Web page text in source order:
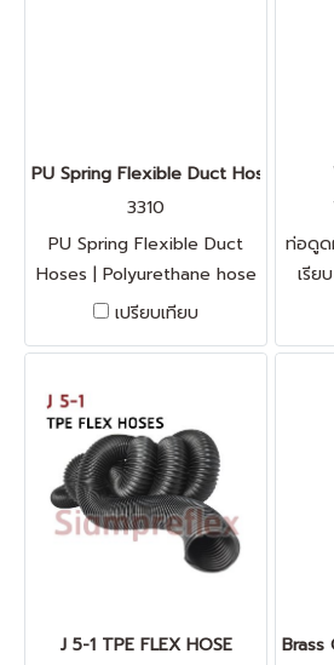
PU Spring Flexible Duct Hoses |
3310
PU Spring Flexible Duct
Hoses | Polyurethane hose
with spiral spring steel wire
เรียบ ด้านนอกเป็นลอน ไม่สะสม
เชื้อรา เหมาะสำหรับงานดูด เม็ด
พลาสติก, ผง, แป้ง ความหนา
ของผนัง 1.45 มิล รับแรงดันได้
เนื่อยางใส มองเห็นวัสดุไหลผ่าน
ทนการเสียดสีได้ดี
เปรียบเทียบ
ท่อดูด
เรีย
ค
J 5-1 TPE FLEX HOSE
Brass